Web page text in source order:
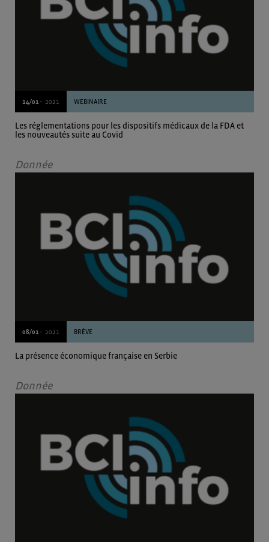
14/01 - 2021 WEBINAIRE
Les réglementations pour les dispositifs médicaux de la FDA et
les nouveautés suite au Covid
Donnée
08/01 - 2021 BRÈVE
La présence économique française en Serbie
Donnée